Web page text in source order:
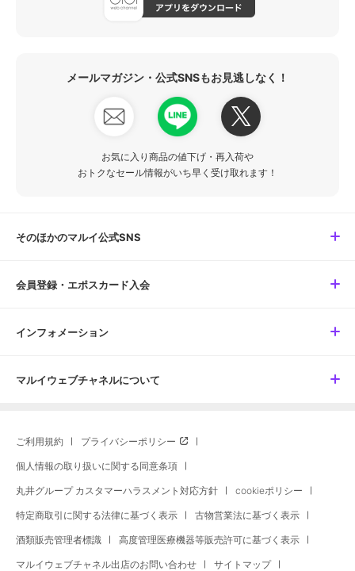
メールマガジン・公式SNSもお見逃しなく！
お気に入り商品の値下げ・再入荷や
おトクなセール情報がいち早く受け取れます！
そのほかのマルイ公式SNS
会員登録・エポスカード入会
インフォメーション
マルイウェブチャネルについて
ご利用規約 プライバシーポリシー
個人情報の取り扱いに関する同意条項
丸井グループ カスタマーハラスメント対応方針 cookieポリシー
特定商取引に関する法律に基づく表示 古物営業法に基づく表示
酒類販売管理者標識 高度管理医療機器等販売許可に基づく表示
マルイウェブチャネル出店のお問い合わせ サイトマップ